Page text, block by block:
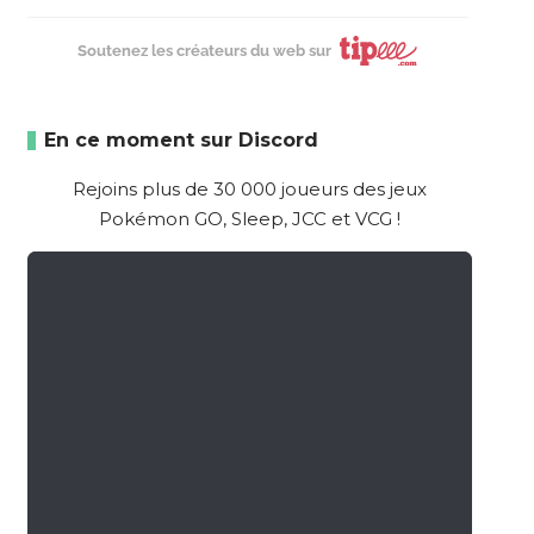
Soutenez les créateurs du web sur
En ce moment sur Discord
Rejoins plus de 30 000 joueurs des jeux
Pokémon GO, Sleep, JCC et VCG !